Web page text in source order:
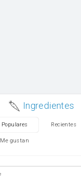
Ingredientes
Populares Recientes
Me gustan